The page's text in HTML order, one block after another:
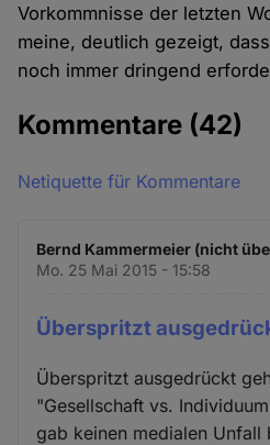
Vorkommnisse der letzten
meine, deutlich gezeigt,
noch immer dringend
Kommentare (42)
Netiquette für Kommentare
Bernd Kammermeier (nicht
Mo. 25 Mai 2015 - 15:58
Überspritzt
Überspritzt ausgedrückt
"Gesellschaft vs.
gab keinen medialen